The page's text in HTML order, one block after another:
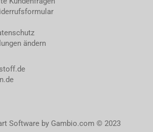
ändern
Softwareby Gambio.com © 2023